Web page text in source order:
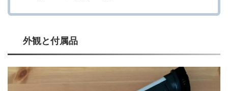
外観と付属品